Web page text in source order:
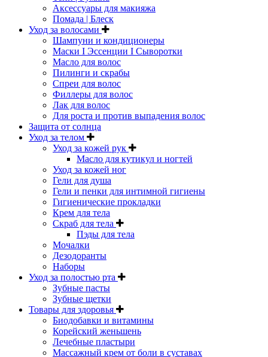
Аксессуары для макияжа
Помада | Блеск
Уход за волосами
Шампуни и кондиционеры
Маски I Эссенции I Сыворотки
Масло для волос
Пилинги и скрабы
Спреи для волос
Филлеры для волос
Лак для волос
Для роста и против выпадения волос
Защита от солнца
Уход за телом
Уход за кожей рук
Масло для кутикул и ногтей
Уход за кожей ног
Гели для душа
Гели и пенки для интимной гигиены
Гигиенические прокладки
Крем для тела
Скраб для тела
Пэды для тела
Мочалки
Дезодоранты
Наборы
Уход за полостью рта
Зубные пасты
Зубные щетки
Товары для здоровья
Биодобавки и витамины
Корейский женьшень
Лечебные пластыри
Массажный крем от боли в суставах